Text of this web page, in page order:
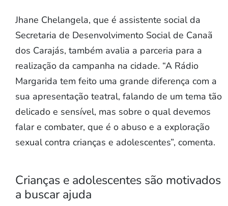
Jhane Chelangela, que é assistente social da
Secretaria de Desenvolvimento Social de Canaã
dos Carajás, também avalia a parceria para a
realização da campanha na cidade. “A Rádio
Margarida tem feito uma grande diferença com a
sua apresentação teatral, falando de um tema tão
delicado e sensível, mas sobre o qual devemos
falar e combater, que é o abuso e a exploração
sexual contra crianças e adolescentes”, comenta.
Crianças e adolescentes são motivados
a buscar ajuda